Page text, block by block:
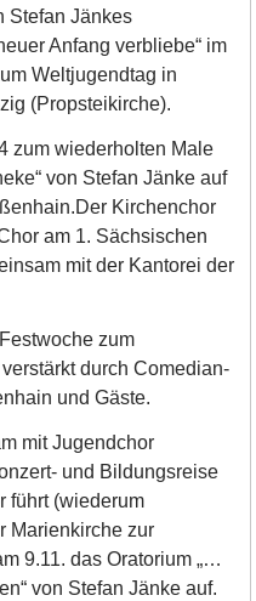
Stefan Jänkes
Anfang verbliebe“ im
Weltjugendtag in
(Propsteikirche).
zum wiederholten Male
von Stefan Jänke auf
Kirchenchor
am 1. Sächsischen
mit der Kantorei der
zum
durch Comedian-
und Gäste.
mit Jugendchor
und Bildungsreise
führt (wiederum
Marienkirche zur
9.11. das Oratorium „…
von Stefan Jänke auf.